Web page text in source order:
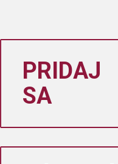
PRIDAJ
SA